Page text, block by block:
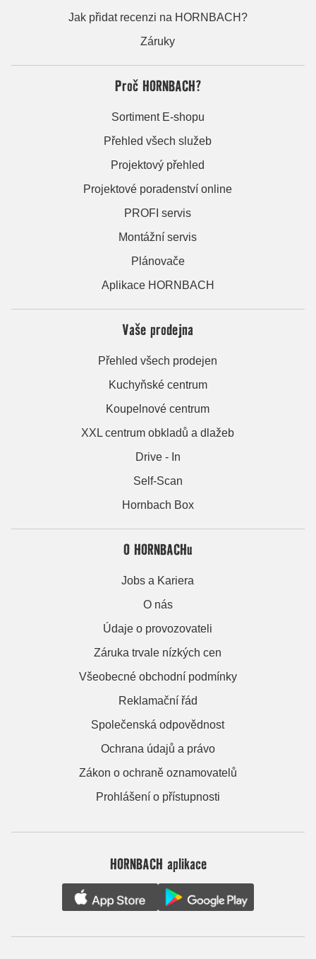
Jak přidat recenzi na HORNBACH?
Záruky
Proč HORNBACH?
Sortiment E-shopu
Přehled všech služeb
Projektový přehled
Projektové poradenství online
PROFI servis
Montážní servis
Plánovače
Aplikace HORNBACH
Vaše prodejna
Přehled všech prodejen
Kuchyňské centrum
Koupelnové centrum
XXL centrum obkladů a dlažeb
Drive - In
Self-Scan
Hornbach Box
O HORNBACHu
Jobs a Kariera
O nás
Údaje o provozovateli
Záruka trvale nízkých cen
Všeobecné obchodní podmínky
Reklamační řád
Společenská odpovědnost
Ochrana údajů a právo
Zákon o ochraně oznamovatelů
Prohlášení o přístupnosti
HORNBACH aplikace